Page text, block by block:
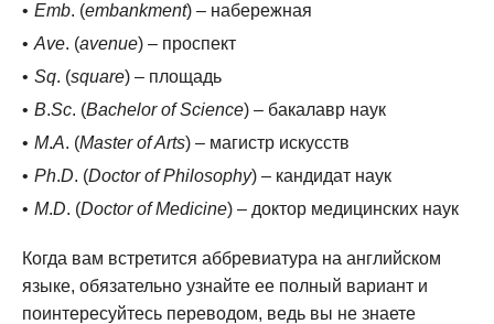
Emb. (embankment) – набережная
Ave. (avenue) – проспект
Sq. (square) – площадь
B.Sc. (Bachelor of Science) – бакалавр наук
M.A. (Master of Arts) – магистр искусств
Ph.D. (Doctor of Philosophy) – кандидат наук
M.D. (Doctor of Medicine) – доктор медицинских наук
Когда вам встретится аббревиатура на английском
языке, обязательно узнайте ее полный вариант и
поинтересуйтесь переводом, ведь вы не знаете